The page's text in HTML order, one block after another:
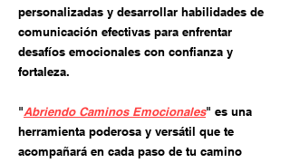
personalizadas y desarrollar habilidades de
comunicación efectivas para enfrentar
desafíos emocionales con confianza y
fortaleza.
"Abriendo Caminos Emocionales" es una
herramienta poderosa y versátil que te
acompañará en cada paso de tu camino